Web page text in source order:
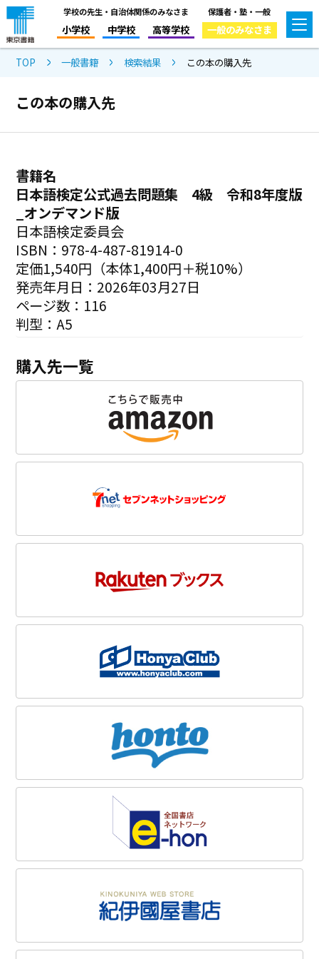
学校の先生・自治体関係のみなさま
小学校 中学校 高等学校
保護者・塾・一般
一般のみなさま
TOP 一般書籍 検索結果 この本の購入先
この本の購入先
書籍名
日本語検定公式過去問題集 4級 令和8年度版
_オンデマンド版
日本語検定委員会
ISBN：978-4-487-81914-0
定価1,540円（本体1,400円＋税10%）
発売年月日：2026年03月27日
ページ数：116
判型：A5
購入先一覧